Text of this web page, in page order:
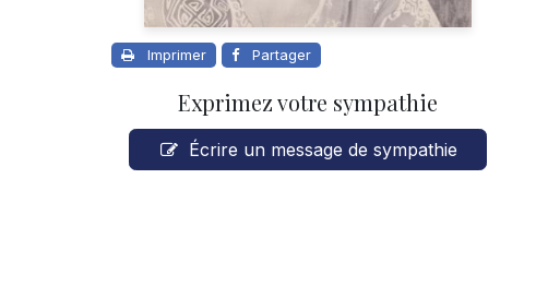
Imprimer Partager
Exprimez votre sympathie
Écrire un message de sympathie